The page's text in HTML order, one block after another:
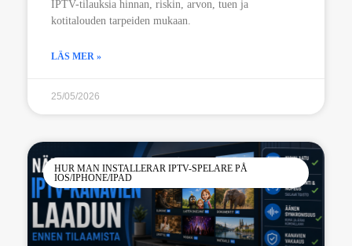
IPTV-tilauksia hinnan, riskin, arvon, tuen ja
kotitalouden tarpeiden mukaan.
LÄS MER »
25/05/2026
HUR MAN INSTALLERAR IPTV-SPELARE PÅ
IOS/IPHONE/IPAD